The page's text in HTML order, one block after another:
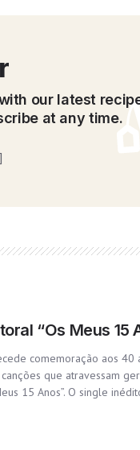
our latest
at any time.
“Os Meus 15
comemoração aos 40
que atravessam
15 Anos”. O single